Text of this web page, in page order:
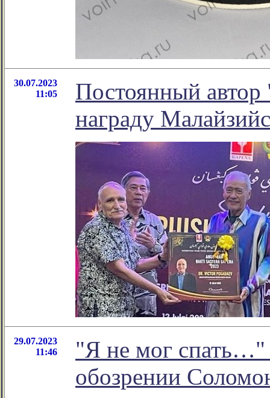
30.07.2023
11:05
Постоянный автор
награду
29.07.2023
11:46
"Я не мог спать…"
обозрении